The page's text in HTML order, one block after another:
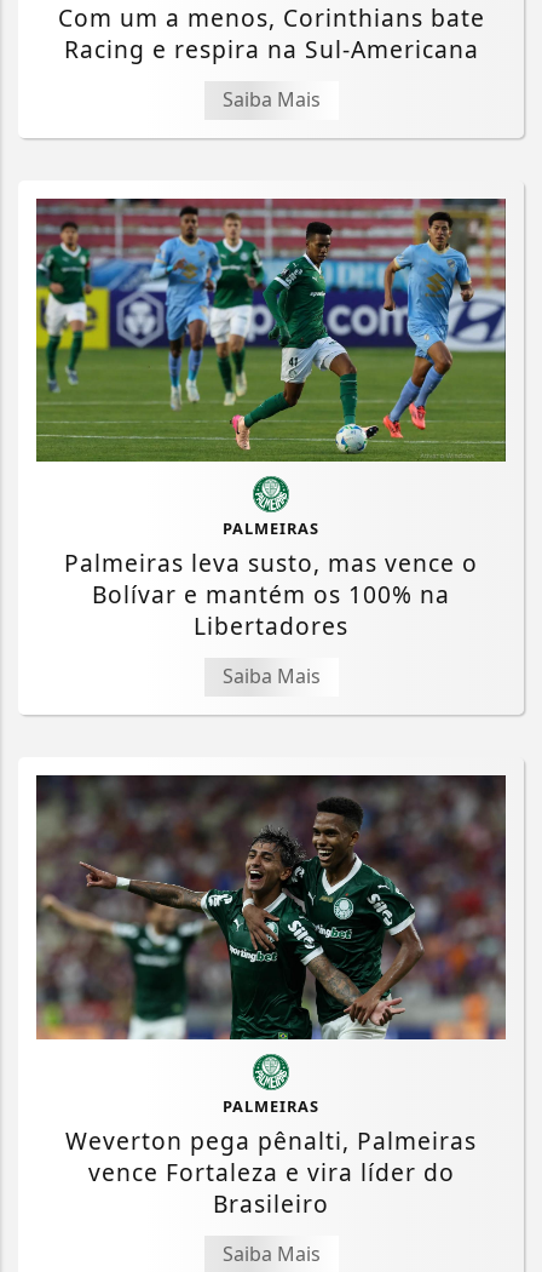
Com um a menos, Corinthians bate
Racing e respira na Sul-Americana
Saiba Mais
PALMEIRAS
Palmeiras leva susto, mas vence o
Bolívar e mantém os 100% na
Libertadores
Saiba Mais
PALMEIRAS
Weverton pega pênalti, Palmeiras
vence Fortaleza e vira líder do
Brasileiro
Saiba Mais